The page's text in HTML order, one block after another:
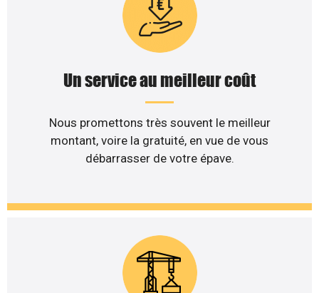
Un service au meilleur coût
Nous promettons très souvent le meilleur
montant, voire la gratuité, en vue de vous
débarrasser de votre épave.